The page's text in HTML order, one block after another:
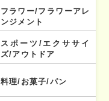
フラワー/フラワーアレ
ンジメント
スポーツ/エクササイ
ズ/アウトドア
料理/お菓子/パン